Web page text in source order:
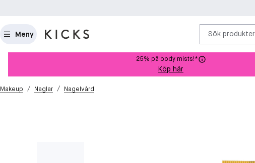
Meny Sök produkter
25% på body mists!*
Köp här
Makeup / Naglar / Nagelvård